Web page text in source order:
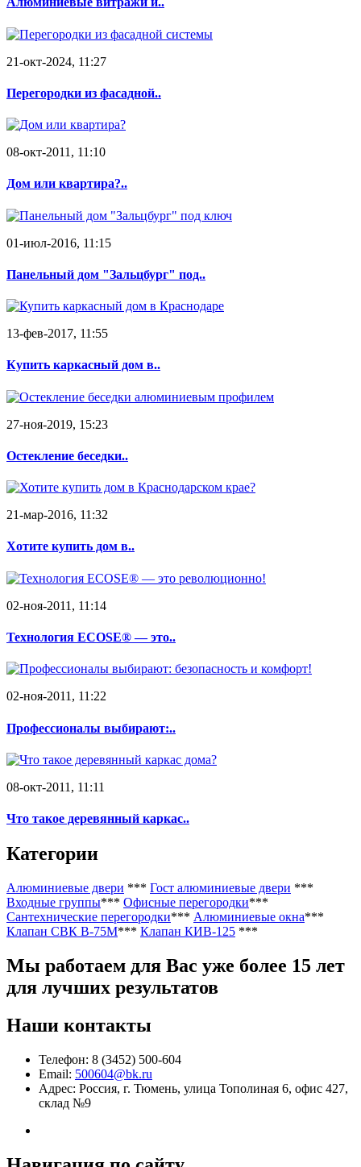
21-окт-2024, 11:27
Перегородки из фасадной..
08-окт-2011, 11:10
Дом или квартира?..
01-июл-2016, 11:15
Панельный дом "Зальцбург" под..
13-фев-2017, 11:55
Купить каркасный дом в..
27-ноя-2019, 15:23
Остекление беседки..
21-мар-2016, 11:32
Хотите купить дом в..
02-ноя-2011, 11:14
Технология ECOSE® — это..
02-ноя-2011, 11:22
Профессионалы выбирают:..
08-окт-2011, 11:11
Что такое деревянный каркас..
Категории
Алюминиевые двери *** Гост алюминиевые двери ***
Входные группы*** Офисные перегородки***
Сантехнические перегородки*** Алюминиевые окна***
Клапан СВК В-75М*** Клапан КИВ-125 ***
Мы работаем для Вас уже более 15 лет
для лучших результатов
Наши контакты
Телефон: 8 (3452) 500-604
Email: 500604@bk.ru
Адрес: Россия, г. Тюмень, улица Тополиная 6, офис 427,
склад №9